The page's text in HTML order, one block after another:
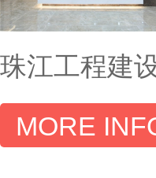
珠江工程建
MORE